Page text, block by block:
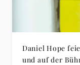
Daniel Hope
und auf der